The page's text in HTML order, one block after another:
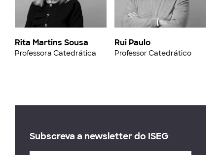
Rita Martins Sousa
Professora Catedrática
Rui Paulo
Professor Catedrático
Subscreva a newsletter do ISEG